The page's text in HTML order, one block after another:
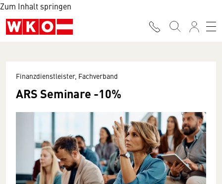
Zum Inhalt springen
Finanzdienstleister, Fachverband
ARS Seminare -10%